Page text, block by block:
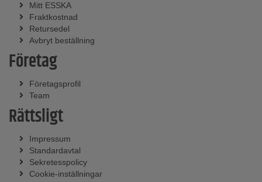
Mitt ESSKA
Fraktkostnad
Retursedel
Avbryt beställning
Företag
Företagsprofil
Team
Rättsligt
Impressum
Standardavtal
Sekretesspolicy
Cookie-inställningar